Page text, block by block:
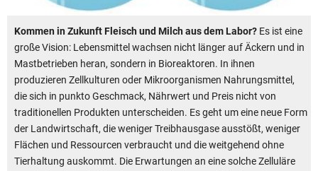
Kommen in Zukunft Fleisch und Milch aus dem Labor? Es ist eine
große Vision: Lebensmittel wachsen nicht länger auf Äckern und in
Mastbetrieben heran, sondern in Bioreaktoren. In ihnen
produzieren Zellkulturen oder Mikroorganismen Nahrungsmittel,
die sich in punkto Geschmack, Nährwert und Preis nicht von
traditionellen Produkten unterscheiden. Es geht um eine neue Form
der Landwirtschaft, die weniger Treibhausgase ausstößt, weniger
Flächen und Ressourcen verbraucht und die weitgehend ohne
Tierhaltung auskommt. Die Erwartungen an eine solche Zelluläre